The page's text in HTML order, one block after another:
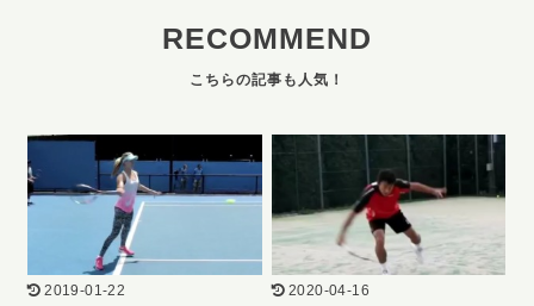
RECOMMEND
2019-01-22
2020-04-16